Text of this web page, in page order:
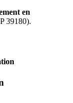
en
39180).